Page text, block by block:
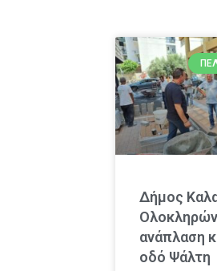
Δήμος
ανάπλαση
οδό Ψάλτη